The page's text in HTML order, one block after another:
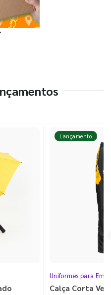
Lançamento
Uniformes para
Calça Corta